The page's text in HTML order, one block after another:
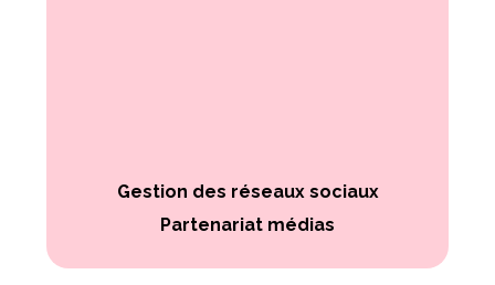
Gestion des réseaux sociaux
Partenariat médias